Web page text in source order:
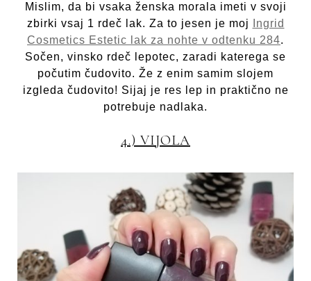
Mislim, da bi vsaka ženska morala imeti v svoji
zbirki vsaj 1 rdeč lak. Za to jesen je moj
Ingrid
Cosmetics Estetic lak za nohte v odtenku 284.
Sočen, vinsko rdeč lepotec, zaradi katerega se
počutim čudovito. Že z enim samim slojem
izgleda čudovito! Sijaj je res lep in praktično ne
potrebuje nadlaka.
4.) VIJOLA